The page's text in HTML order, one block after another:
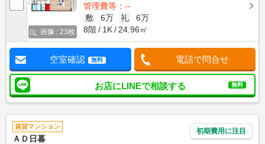
画像 : 23枚
管理費等：--
敷
6万 礼
6万
8階
1K 24.96㎡
空室確認 無料 電話で問合せ
お店にLINEで相談する 無料
賃貸マンション
ＡＤ日暮
初期費用に注目